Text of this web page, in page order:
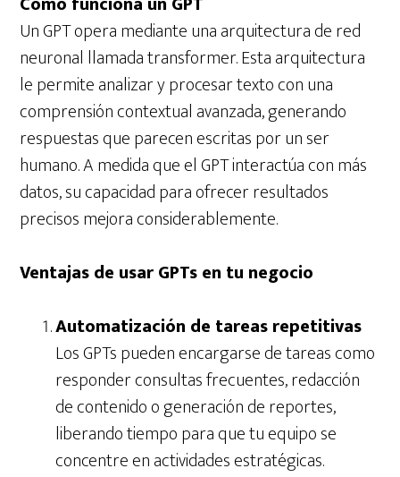
Un GPT opera mediante una arquitectura de red
neuronal llamada transformer. Esta arquitectura
le permite analizar y procesar texto con una
comprensión contextual avanzada, generando
respuestas que parecen escritas por un ser
humano. A medida que el GPT interactúa con más
datos, su capacidad para ofrecer resultados
precisos mejora considerablemente.
Ventajas de usar GPTs en tu negocio
Automatización de tareas repetitivas
Los GPTs pueden encargarse de tareas como
responder consultas frecuentes, redacción
de contenido o generación de reportes,
liberando tiempo para que tu equipo se
concentre en actividades estratégicas.